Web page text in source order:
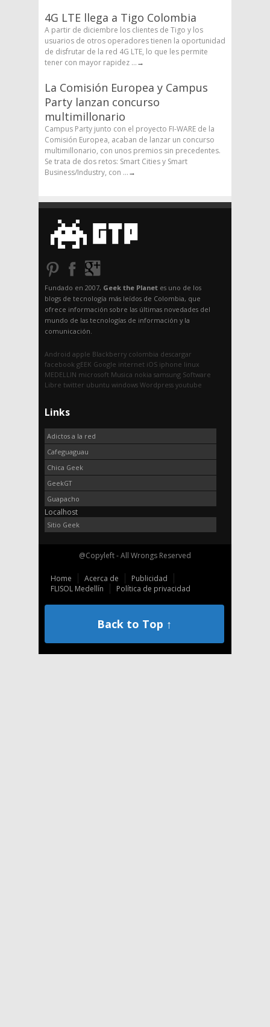
4G LTE llega a Tigo Colombia
A partir de diciembre los clientes de Tigo y los
usuarios de otros operadores tienen la oportunidad
de disfrutar de la red 4G LTE, lo que les permite
tener con mayor rapidez ...→
La Comisión Europea y Campus
Party lanzan concurso
multimillonario
Campus Party junto con el proyecto FI-WARE de la
Comisión Europea, acaban de lanzar un concurso
multimillonario, con unos premios sin precedentes.
Se trata de dos retos: Smart Cities y Smart
Business/Industry, con ...→
Fundado en 2007, Geek the Planet es uno de los
blogs de tecnología más leídos de Colombia, que
ofrece información sobre las últimas novedades del
mundo de las tecnologías de información y la
comunicación.
Android apple Blackberry colombia descargar
facebook gEEK Google internet iOS iphone linux
MEDELLIN microsoft Musica nokia samsung Software
Libre twitter ubuntu windows Wordpress youtube
Links
Adictos a la red
Cafeguaguau
Chica Geek
GeekGT
Guapacho
Localhost
Sitio Geek
@Copyleft - All Wrongs Reserved
Home Acerca de
Publicidad
FLISOL Medellín
Política de privacidad
Back to Top ↑